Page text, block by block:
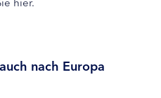
nach Europa